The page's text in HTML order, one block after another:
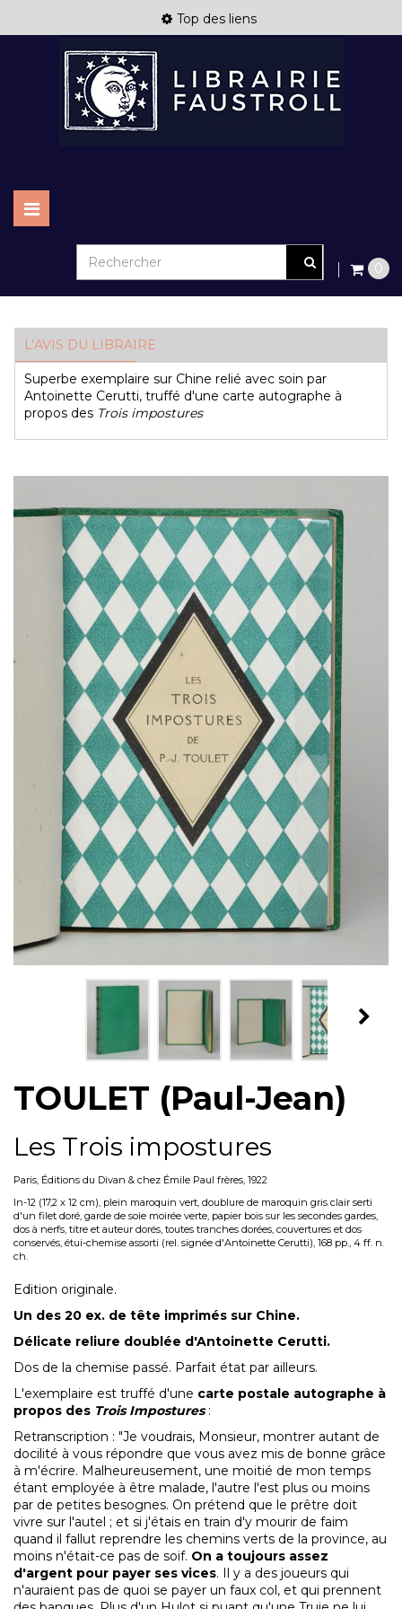
Top des liens
Basculer
la
navigation
0
L’AVIS DU LIBRAIRE
Superbe exemplaire sur Chine relié avec soin par
Antoinette Cerutti, truffé d'une carte autographe à
propos des Trois impostures
TOULET (Paul-Jean)
Les Trois impostures
Paris, Éditions du Divan & chez Émile Paul frères, 1922
In-12 (17,2 x 12 cm), plein maroquin vert, doublure de maroquin gris clair serti
d'un filet doré, garde de soie moirée verte, papier bois sur les secondes gardes,
dos à nerfs, titre et auteur dorés, toutes tranches dorées, couvertures et dos
conservés, étui-chemise assorti (rel. signée d'Antoinette Cerutti), 168 pp., 4 ff. n.
ch.
Edition originale.
Un des 20 ex. de tête imprimés sur Chine.
Délicate reliure doublée d'Antoinette Cerutti.
Dos de la chemise passé. Parfait état par ailleurs.
L'exemplaire est truffé d'une carte postale autographe à
propos des Trois Impostures:
Retranscription : "Je voudrais, Monsieur, montrer autant de
docilité à vous répondre que vous avez mis de bonne grâce
à m'écrire. Malheureusement, une moitié de mon temps
étant employée à être malade, l'autre l'est plus ou moins
par de petites besognes. On prétend que le prêtre doit
vivre sur l'autel ; et si j'étais en train d'y mourir de faim
quand il fallut reprendre les chemins verts de la province, au
moins n'était-ce pas de soif. On a toujours assez
d'argent pour payer ses vices. Il y a des joueurs qui
n'auraient pas de quoi se payer un faux col, et qui prennent